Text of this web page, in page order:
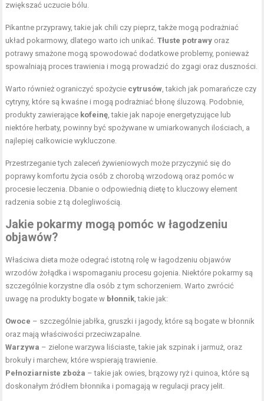
zwiększać uczucie bólu.
Pikantne przyprawy, takie jak chili czy pieprz, także mogą podrażniać
układ pokarmowy, dlatego warto ich unikać.Tłuste potrawy oraz
potrawy smażone mogą spowodować dodatkowe problemy, ponieważ
spowalniają proces trawienia i mogą prowadzić do zgagi oraz duszności.
Warto również ograniczyć spożycie cytrusów, takich jak pomarańcze czy
cytryny, które są kwaśne i mogą podrażniać błonę śluzową. Podobnie,
produkty zawierające kofeinę, takie jak napoje energetyzujące lub
niektóre herbaty, powinny być spożywane w umiarkowanych ilościach, a
najlepiej całkowicie wykluczone.
Przestrzeganie tych zaleceń żywieniowych może przyczynić się do
poprawy komfortu życia osób z chorobą wrzodową oraz pomóc w
procesie leczenia. Dbanie o odpowiednią dietę to kluczowy element
radzenia sobie z tą dolegliwością.
Jakie pokarmy mogą pomóc w łagodzeniu
objawów?
Właściwa dieta może odegrać istotną rolę w łagodzeniu objawów
wrzodów żołądka i wspomaganiu procesu gojenia. Niektóre pokarmy są
szczególnie korzystne dla osób z tym schorzeniem. Warto zwrócić
uwagę na produkty bogate w błonnik, takie jak:
Owoce – szczególnie jabłka, gruszki i jagody, które są bogate w błonnik
oraz mają właściwości przeciwzapalne.
Warzywa – zielone warzywa liściaste, takie jak szpinak i jarmuż, oraz
brokuły i marchew, które wspierają trawienie.
Pełnoziarniste zboża – takie jak owies, brązowy ryż i quinoa, które są
doskonałym źródłem błonnika i pomagają w regulacji pracy jelit.